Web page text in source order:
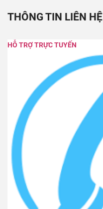
THÔNG TIN LIÊN HỆ
HỖ TRỢ TRỰC TUYẾN